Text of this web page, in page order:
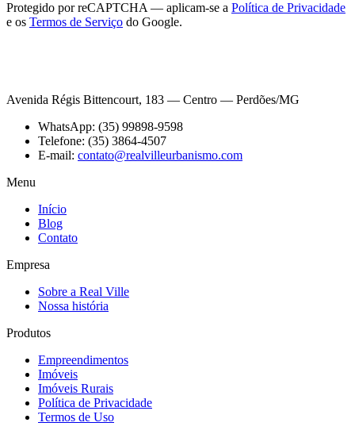
Protegido por reCAPTCHA — aplicam-se a Política de Privacidade
e os Termos de Serviço do Google.
Avenida Régis Bittencourt, 183 — Centro — Perdões/MG
WhatsApp: (35) 99898-9598
Telefone: (35) 3864-4507
E-mail: contato@realvilleurbanismo.com
Menu
Início
Blog
Contato
Empresa
Sobre a Real Ville
Nossa história
Produtos
Empreendimentos
Imóveis
Imóveis Rurais
Política de Privacidade
Termos de Uso